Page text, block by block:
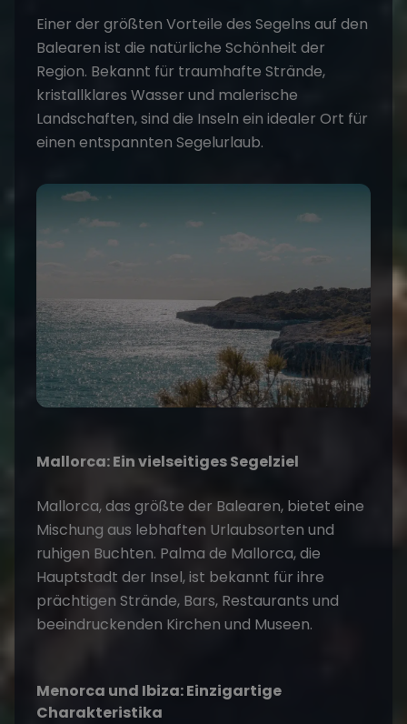
Einer der größten Vorteile des Segelns auf den
Balearen ist die natürliche Schönheit der
Region. Bekannt für traumhafte Strände,
kristallklares Wasser und malerische
Landschaften, sind die Inseln ein idealer Ort für
einen entspannten Segelurlaub.
Mallorca: Ein vielseitiges Segelziel
Mallorca, das größte der Balearen, bietet eine
Mischung aus lebhaften Urlaubsorten und
ruhigen Buchten. Palma de Mallorca, die
Hauptstadt der Insel, ist bekannt für ihre
prächtigen Strände, Bars, Restaurants und
beeindruckenden Kirchen und Museen.
Menorca und Ibiza: Einzigartige
Charakteristika